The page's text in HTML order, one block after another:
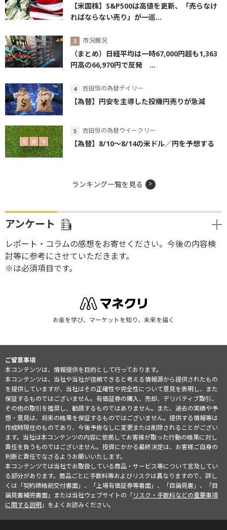
【米国株】S&P500は高値を更新、「売らなけ
ればならない売り」が一巡...
市況概況
（まとめ）日経平均は一時67,000円超も1,363
円高の66,970円で反発 ...
吉田恒の為替デイリー
【為替】円安を主導した投機円売りが急減
吉田恒の為替ウイークリー
【為替】8/10～8/14の米ドル／円を予想する
ランキング一覧を見る
アンケート
レポート・コラムの感想をお寄せください。今後の内容検
討等に参考にさせていただきます。
※は必須項目です。
お金を学び、マーケットを知り、未来を描く
ご留意事項
本コンテンツは、情報提供を目的として行っております。
本コンテンツは、当社や当社が信頼できると考える情報源から提供されたもの
を提供していますが、当社はその正確性や完全性について意見を表明し、また
保証するものではございません。有価証券の購入、売却、デリバティブ取引、
その他の取引を推奨し、勧誘するものではありません。また、過去の実績や予
想・意見は、将来の結果を保証するものではございません。提供する情報等は
作成時現在のものであり、今後予告なしに変更または削除されることがござい
ます。当社は本コンテンツの内容に依拠してお客様が取った行動の結果に対し
責任を負うものではございません。投資にかかる最終決定は、お客様ご自身の
判断と責任でなさるようお願いいたします。
本コンテンツでは当社でお取扱している商品・サービス等について言及してい
る部分があります。商品ごとに手数料等およびリスクは異なりますので、詳し
くは「契約締結前交付書面」、「上場有価証券等書面」、「目論見書」、「目
論見書補完書面」または当社ウェブサイトの「リスク・手数料などの重要事項
に関する説明」をよくお読みください。